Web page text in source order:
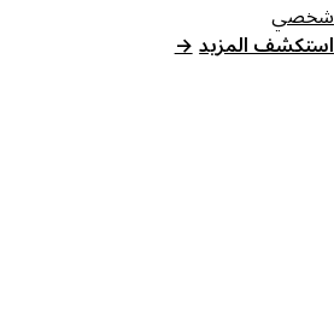
شخصي
استكشف المزيد →